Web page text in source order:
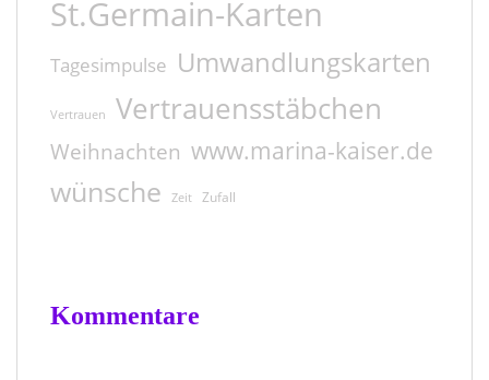
St.Germain-Karten
Tagesimpulse Umwandlungskarten
Vertrauen Vertrauensstäbchen
Weihnachten www.marina-kaiser.de
wünsche Zeit Zufall
Kommentare